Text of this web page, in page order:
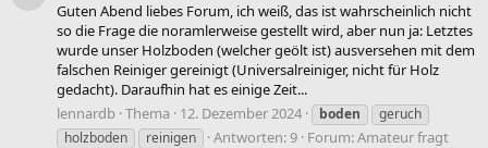
Guten Abend liebes Forum, ich weiß, das ist wahrscheinlich nicht
so die Frage die noramlerweise gestellt wird, aber nun ja: Letztes
wurde unser Holzboden (welcher geölt ist) ausversehen mit dem
falschen Reiniger gereinigt (Universalreiniger, nicht für Holz
gedacht). Daraufhin hat es einige Zeit...
lennardb Thema 12. Dezember 2024 boden
geruch
holzboden
reinigen Antworten: 9 Forum:Amateur fragt